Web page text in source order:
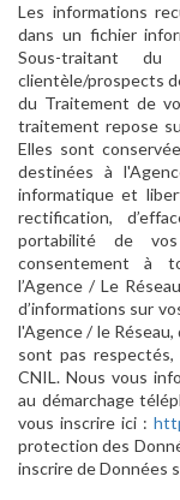
Les informations
dans un fichier
Sous-traitant
clientèle/prospects
du Traitement de
traitement repose
Elles sont
destinées à
informatique et
rectification,
portabilité de
consentement à
l’Agence / Le
d’informations sur
l'Agence / le
sont pas
CNIL. Nous vous
au démarchage
vous inscrire ici :
protection des
inscrire de Données